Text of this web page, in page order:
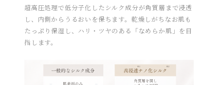
超高圧処理で低分子化したシルク成分が角質層まで浸透
し、内側からうるおいを保ちます。乾燥しがちなお肌も
たっぷり保湿し、ハリ・ツヤのある「なめらか肌」を目
指します。